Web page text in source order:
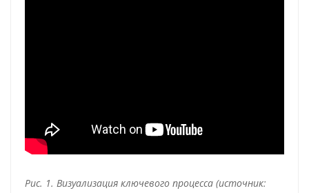
Рис. 1. Визуализация ключевого процесса (источник: